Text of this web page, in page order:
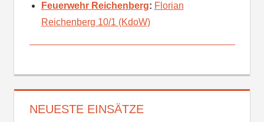
Feuerwehr Reichenberg: Florian
Reichenberg 10/1 (KdoW)
NEUESTE EINSÄTZE